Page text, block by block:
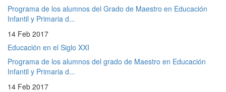
Programa de los alumnos del Grado de Maestro en Educación
Infantil y Primaria d...
14 Feb 2017
Educación en el Siglo XXI
Programa de los alumnos del grado de Maestro en Educación
Infantil y Primaria d...
14 Feb 2017